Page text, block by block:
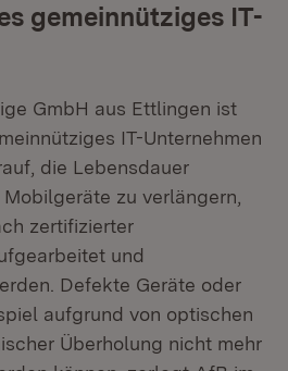
gemeinnütziges IT-
GmbH aus Ettlingen ist
IT-Unternehmen
die Lebensdauer
zu verlängern,
zertifizierter
und
Defekte Geräte oder
aufgrund von optischen
Überholung nicht mehr